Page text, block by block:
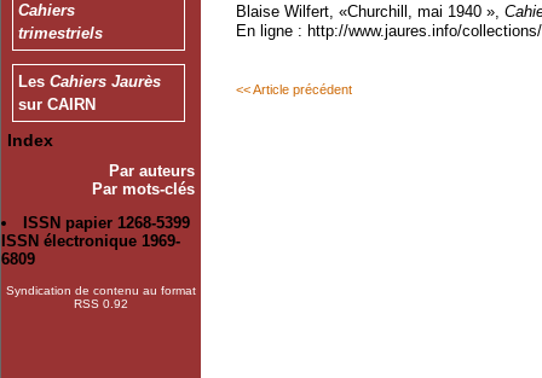
Cahiers
trimestriels
Les Cahiers Jaurès
sur CAIRN
Index
Par auteurs
Par mots-clés
ISSN papier 1268-5399
ISSN électronique 1969-
6809
Syndication de contenu au format
RSS 0.92
Blaise Wilfert, «Churchill, mai 1940 »,
En ligne : http://www.jaures.info/
<< Article précédent